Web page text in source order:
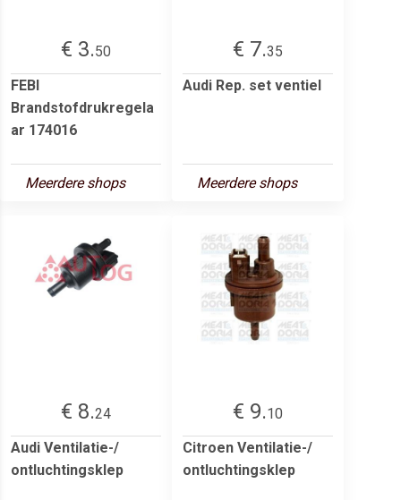
€ 3.50
FEBI
Brandstofdrukregela
ar 174016
Meerdere shops
€ 7.35
Audi Rep. set ventiel
Meerdere shops
€ 8.24
Audi Ventilatie-/
ontluchtingsklep
€ 9.10
Citroen Ventilatie-/
ontluchtingsklep